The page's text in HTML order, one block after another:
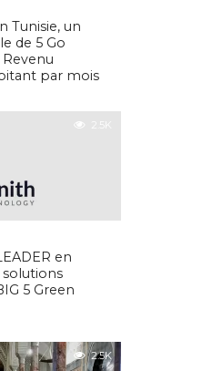
Tunisie, un
de 5 Go
par mois
2.5K
en
solutions
5 Green
2.5K